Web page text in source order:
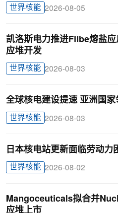
世界核能 2026-08-05
凯洛斯电力推进Flibe熔盐
应堆开发
世界核能 2026-08-03
全球核电建设提速 亚洲国家
世界核能 2026-08-03
日本核电站更新面临劳动力
世界核能 2026-08-02
Mangoceuticals拟合并
应堆上市